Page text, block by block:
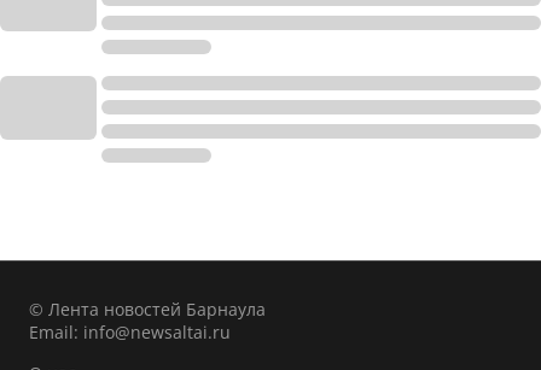
© Лента новостей Барнаула
Email: info@newsaltai.ru